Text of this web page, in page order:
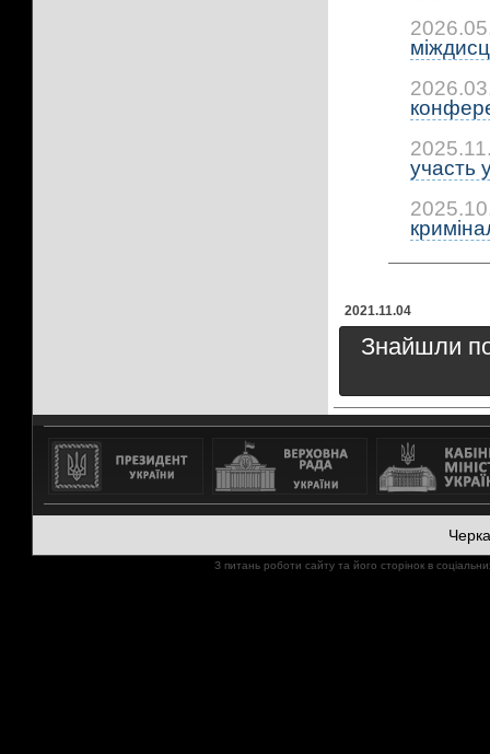
участь
2021.11.04
Знайшли
З питань роботи сайту та його сторінок в